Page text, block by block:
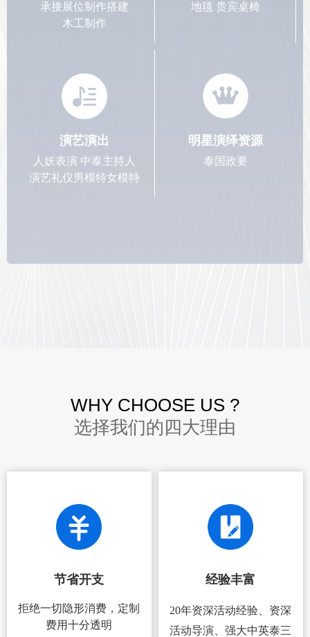
WHY CHOOSE US ?
选择我们的四大理由
节省开支
拒绝一切隐形消费，定制
费用十分透明
经验丰富
20年资深活动经验、资深
活动导演、强大中英泰三
承接展位制作搭建
木工制作
地毯 贵宾桌椅
演艺演出
人妖表演 中泰主持人
演艺礼仪男模特女模特
明星演绎资源
泰国政要